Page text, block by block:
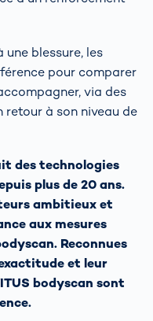
une blessure, les
pour comparer
via des
retour à son niveau de
des technologies
plus de 20 ans.
ambitieux et
aux mesures
Reconnues
et leur
bodyscan sont